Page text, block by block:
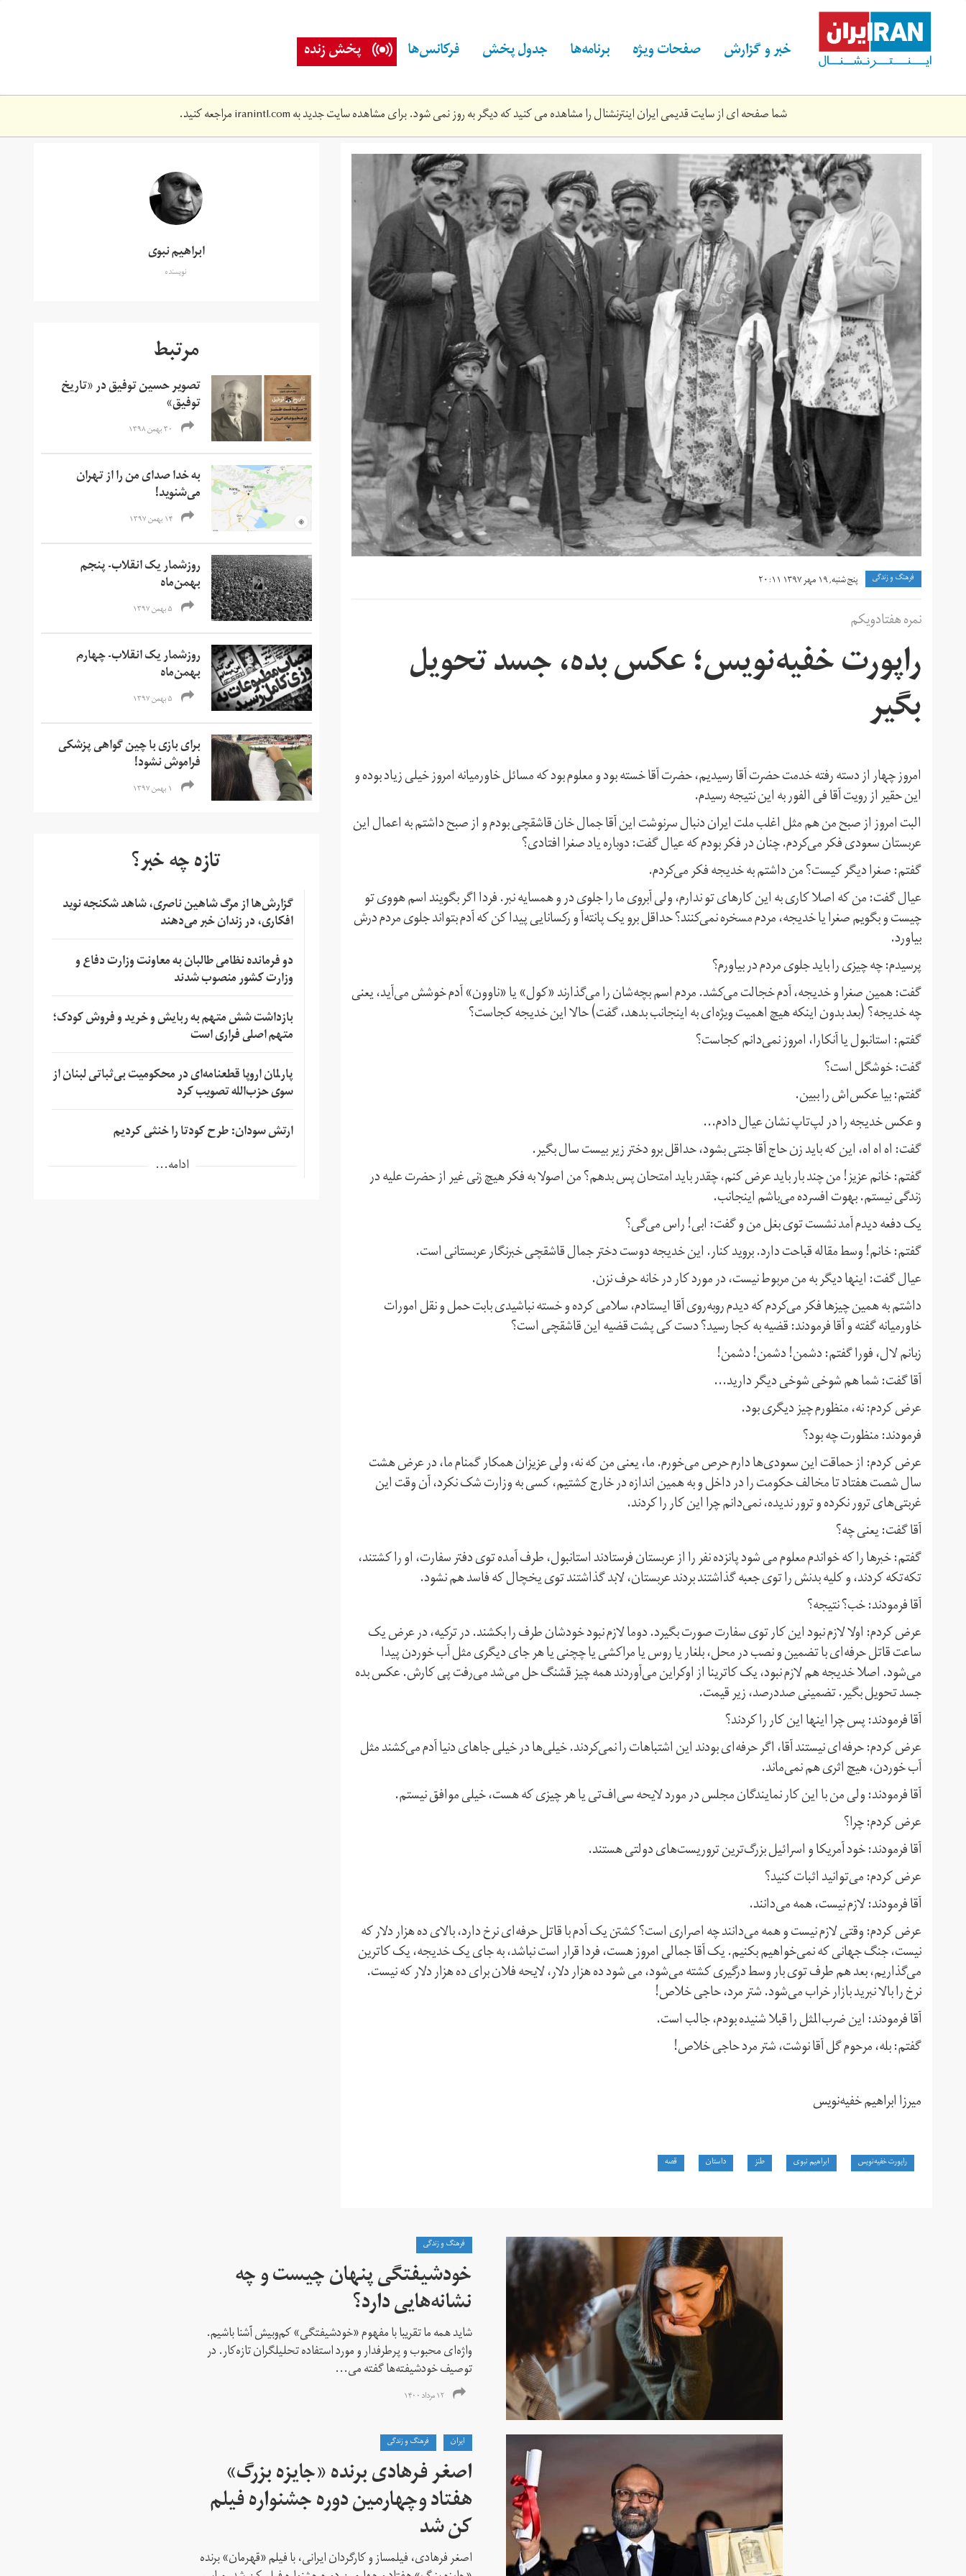
content خبر و گزارش صفحات ویژه برنامه‌ها جدول پخش فرکانس‌ها پخش زنده
شما صفحه ای از سایت قدیمی ایران اینترنشنال را مشاهده می کنید که دیگر به روز نمی شود. برای مشاهده سایت جدید بهiranintl.comمراجعه کنید.
khofie20.jpg
فرهنگ و زندگی پنج شنبه, ۱۹ مهر ۱۳۹۷ ۲۰:۱۱
نمره هفتادویکم
راپورت خفیه‌نویس؛ عکس بده، جسد تحویل
بگیر
امروز چهار از دسته رفته خدمت حضرت آقا رسیدیم، حضرت آقا خسته بود و معلوم بود که مسائل خاورمیانه امروز خیلی زیاد بوده و
این حقیر از رویت آقا فی الفور به این نتیجه رسیدم.
البت امروز از صبح من هم مثل اغلب ملت ایران دنبال سرنوشت این آقا جمال خان قاشقچی بودم و از صبح داشتم به اعمال این
عربستان سعودی فکر می‌کردم. چنان در فکر بودم که عیال گفت: دوباره یاد صغرا افتادی؟
گفتم: صغرا دیگر کیست؟ من داشتم به خدیجه فکر می‌کردم.
عیال گفت: من که اصلا کاری به این کارهای تو ندارم، ولی آبروی ما را جلوی در و همسایه نبر. فردا اگر بگویند اسم هووی تو
چیست و بگویم صغرا یا خدیجه، مردم مسخره نمی‌کنند؟ حداقل برو یک پانته‌آ و رکسانایی پیدا کن که آدم بتواند جلوی مردم درش
بیاورد.
پرسیدم: چه چیزی را باید جلوی مردم در بیاورم؟
گفت: همین صغرا و خدیجه، آدم خجالت می‌کشد. مردم اسم بچه‌شان را می‌گذارند «کول» یا «ناوون» آدم خوشش می‌آید، یعنی
چه خدیجه؟ (بعد بدون اینکه هیچ اهمیت ویژه‌ای به اینجانب بدهد، گفت) حالا این خدیجه کجاست؟
گفتم: استانبول یا آنکارا، امروز نمی‌دانم کجاست؟
گفت: خوشگل است؟
گفتم: بیا عکس‌اش را ببین.
و عکس خدیجه را در لپ‌تاپ نشان عیال دادم...
گفت: اه اه اه، این که باید زن حاج آقا جنتی بشود، حداقل برو دختر زیر بیست سال بگیر.
گفتم: خانم عزیز! من چند بار باید عرض کنم، چقدر باید امتحان پس بدهم؟ من اصولا به فکر هیچ زنی غیر از حضرت علیه در
زندگی نیستم. بهوت افسرده می‌باشم اینجانب.
یک دفعه دیدم آمد نشست توی بغل من و گفت: ابی! راس می‌گی؟
گفتم: خانم! وسط مقاله قباحت دارد. بروید کنار. این خدیجه دوست دختر جمال قاشقچی خبرنگار عربستانی است.
عیال گفت: اینها دیگر به من مربوط نیست، در مورد کار در خانه حرف نزن.
داشتم به همین چیزها فکر می‌کردم که دیدم روبه‌روی آقا ایستادم، سلامی کرده و خسته نباشیدی بابت حمل و نقل امورات
خاورمیانه گفته و آقا فرمودند: قضیه به کجا رسید؟ دست کی پشت قضیه این قاشقچی است؟
زبانم لال، فورا گفتم: دشمن! دشمن! دشمن!
آقا گفت: شما هم شوخی شوخی دیگر دارید...
عرض کردم: نه، منظورم چیز دیگری بود.
فرمودند: منظورت چه بود؟
عرض کردم: از حماقت این سعودی‌ها دارم حرص می‌خورم. ما، یعنی من که نه، ولی عزیزان همکار گمنام ما، در عرض هشت
سال شصت هفتاد تا مخالف حکومت را در داخل و به همین اندازه در خارج کشتیم، کسی به وزارت شک نکرد، آن وقت این
غربتی‌های ترور نکرده و ترور ندیده، نمی‌دانم چرا این کار را کردند.
آقا گفت: یعنی چه؟
گفتم: خبرها را که خواندم معلوم می شود پانزده نفر را از عربستان فرستادند استانبول، طرف آمده توی دفتر سفارت، او را کشتند،
تکه‌تکه کردند، و کلیه بدنش را توی جعبه گذاشتند بردند عربستان، لابد گذاشتند توی یخچال که فاسد هم نشود.
آقا فرمودند: خب؟ نتیجه؟
عرض کردم: اولا لازم نبود این کار توی سفارت صورت بگیرد. دوما لازم نبود خودشان طرف را بکشند. در ترکیه، در عرض یک
ساعت قاتل حرفه‌ای با تضمین و نصب در محل، بلغار یا روس یا مراکشی یا چچنی یا هر جای دیگری مثل آب خوردن پیدا
می‌شود. اصلا خدیجه هم لازم نبود، یک کاترینا از اوکراین می‌آوردند همه چیز قشنگ حل می‌شد می‌رفت پی کارش. عکس بده
جسد تحویل بگیر. تضمینی صددرصد، زیر قیمت.
آقا فرمودند: پس چرا اینها این کار را کردند؟
عرض کردم: حرفه‌ای نیستند آقا، اگر حرفه‌ای بودند این اشتباهات را نمی‌کردند. خیلی‌ها در خیلی جاهای دنیا آدم می‌کشند مثل
آب خوردن، هیچ اثری هم نمی‌ماند.
آقا فرمودند: ولی من با این کار نمایندگان مجلس در مورد لایحه سی‌اف‌تی یا هر چیزی که هست، خیلی موافق نیستم.
عرض کردم: چرا؟
آقا فرمودند: خود آمریکا و اسرائیل بزرگ‌ترین تروریست‌های دولتی هستند.
عرض کردم: می‌توانید اثبات کنید؟
آقا فرمودند: لازم نیست، همه می‌دانند.
عرض کردم: وقتی لازم نیست و همه می‌دانند چه اصراری است؟ کشتن یک آدم با قاتل حرفه‌ای نرخ دارد، بالای ده هزار دلار که
نیست، جنگ جهانی که نمی‌خواهیم بکنیم. یک آقا جمالی امروز هست، فردا قرار است نباشد، به جای یک خدیجه، یک کاترین
می‌گذاریم، بعد هم طرف توی بار وسط درگیری کشته می‌شود، می شود ده هزار دلار، لایحه فلان برای ده هزار دلار که نیست.
نرخ را بالا نبرید بازار خراب می‌شود. شتر مرد، حاجی خلاص!
آقا فرمودند: این ضرب‌المثل را قبلا شنیده بودم، جالب است.
گفتم: بله، مرحوم گل آقا نوشت، شتر مرد حاجی خلاص!
میرزا ابراهیم خفیه‌نویس
راپورت خفیه‌نویس ابراهیم نبوی طنز داستان قصه
ابراهیم نبوی
نویسنده
مرتبط
تصویر حسین توفیق در «تاریخ
توفیق»
۳۰ بهمن ۱۳۹۸
به خدا صدای من را از تهران
می‌شنوید!
۱۴ بهمن ۱۳۹۷
روزشمار یک انقلاب- پنجم
بهمن‌ماه
۵ بهمن ۱۳۹۷
روزشمار یک انقلاب- چهارم
بهمن‌ماه
۵ بهمن ۱۳۹۷
برای بازی با چین گواهی پزشکی
فراموش نشود!
۱ بهمن ۱۳۹۷
تازه چه خبر؟
گزارش‌ها از مرگ شاهین ناصری، شاهد شکنجه نوید
افکاری، در زندان خبر می‌دهند
دو فرمانده نظامی طالبان به معاونت وزارت دفاع و
وزارت کشور منصوب شدند
بازداشت شش متهم به ربایش و خرید و فروش کودک؛
متهم اصلی فراری است
پارلمان اروپا قطعنامه‌ای در محکومیت بی‌ثباتی لبنان از
سوی حزب‌الله تصویب کرد
ارتش سودان: طرح کودتا را خنثی کردیم
ادامه...
فرهنگ و زندگی
خودشیفتگی پنهان چیست و چه
نشانه‌هایی دارد؟
شاید همه ما تقریبا با مفهوم «خودشیفتگی» کم‌و‌بیش آشنا باشیم.
واژه‌ای محبوب و پرطرفدار و مورد استفاده تحلیلگران تازه‌کار. در
توصیف خودشیفته‌ها گفته می...
۱۲ مرداد ۱۴۰۰
ايران فرهنگ و زندگی
اصغر فرهادی برنده «جایزه بزرگ»‌
هفتاد‌ وچهارمین دوره جشنواره فیلم
کن شد
اصغر فرهادی، فیلمساز و کارگردان ایرانی، با فیلم «قهرمان» برنده